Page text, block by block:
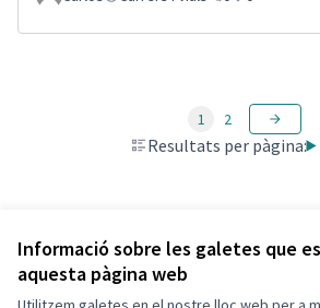
Informació sobre les galetes que
aquesta pàgina web
Resultats per pàgina:
1 2
Veure totes les propostes retirades